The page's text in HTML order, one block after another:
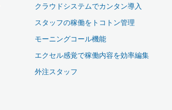
クラウドシステムでカンタン導入
スタッフの稼働をトコトン管理
モーニングコール機能
エクセル感覚で稼働内容を効率編集
外注スタッフ